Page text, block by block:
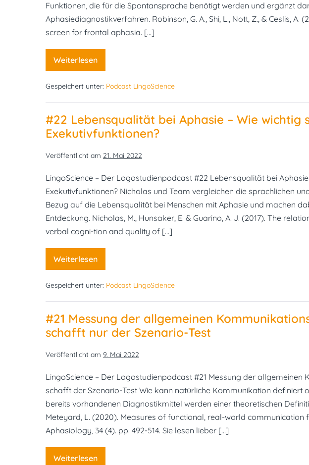
Funktionen, die für die Spontansprache benötigt werden und ergänzt
Aphasiediagnostikverfahren. Robinson, G. A., Shi, L., Nott, Z., & Ceslis, A.
screen for frontal aphasia. […]
Weiterlesen
#23
BELS
ein
Diagnostikinstrument
Frontalhirn-
Aphasie
Gespeichert unter: Podcast LingoScience
#22 Lebensqualität bei Aphasie – Wie wichtig
Exekutivfunktionen?
Veröffentlicht am 21. Mai 2022
LingoScience – Der Logostudienpodcast #22 Lebensqualität bei
Exekutivfunktionen? Nicholas und Team vergleichen die sprachlichen
Bezug auf die Lebensqualität bei Menschen mit Aphasie und machen
Entdeckung. Nicholas, M., Hunsaker, E. & Guarino, A. J. (2017). The
verbal cogni-tion and quality of […]
Weiterlesen
#22
Lebensqualität
Aphasie
Wie
sind
Exekutivfunktionen?
Gespeichert unter: Podcast LingoScience
#21 Messung der allgemeinen
schafft nur der Szenario-Test
Veröffentlicht am 9. Mai 2022
LingoScience – Der Logostudienpodcast #21 Messung der allgemeinen
schafft der Szenario-Test Wie kann natürliche Kommunikation definiert
bereits vorhandenen Diagnostikmittel werden einer theoretischen
Meteyard, L. (2020). Measures of functional, real-world communication
Aphasiology, 34 (4). pp. 492-514. Sie lesen lieber […]
Weiterlesen
#21